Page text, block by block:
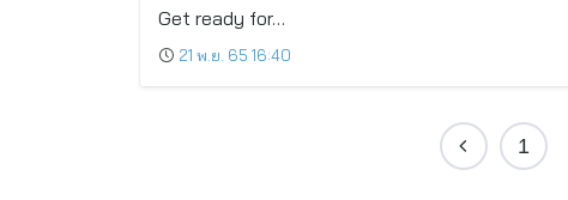
Get ready for…
21 พ.ย. 65 16:40
1